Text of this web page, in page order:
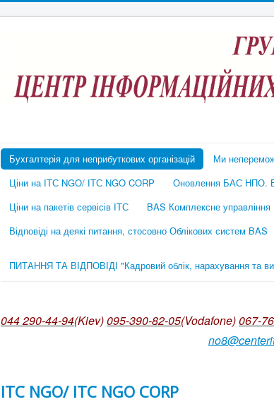
Бухгалтерія для неприбуткових організацій Ми
Ціни на ІТС NGO/ ІТС NGO CORP
Оновлення БАС НПО.
Ціни на пакетів сервісів ІТС
BAS Комплексне управління
Відповіді на деякі питання, стосовно Облікових систем BAS
ПИТАННЯ ТА ВІДПОВІДІ "Кадровий облік, нарахування та
044 290-44-94(Kiev)095-390-82-05(Vodafone)067-
ІТС NGO/ ІТС NGO CORP